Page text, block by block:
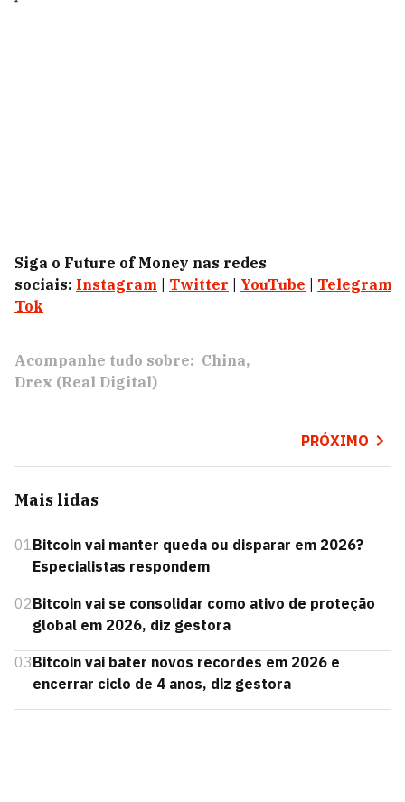
Siga o Future of Money nas redes
sociais: Instagram | Twitter | YouTube | Telegram
Tok
Acompanhe tudo sobre: China
Drex (Real Digital)
PRÓXIMO
Mais lidas
01 Bitcoin vai manter queda ou disparar em 2026?
Especialistas respondem
02Bitcoin vai se consolidar como ativo de proteção
global em 2026, diz gestora
03Bitcoin vai bater novos recordes em 2026 e
encerrar ciclo de 4 anos, diz gestora